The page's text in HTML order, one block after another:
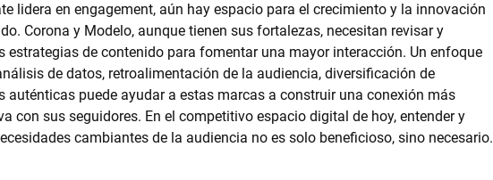
lidera en engagement, aún hay espacio para el crecimiento y la innovación
Corona y Modelo, aunque tienen sus fortalezas, necesitan revisar y
estrategias de contenido para fomentar una mayor interacción. Un enfoque
de datos, retroalimentación de la audiencia, diversificación de
auténticas puede ayudar a estas marcas a construir una conexión más
con sus seguidores. En el competitivo espacio digital de hoy, entender y
cambiantes de la audiencia no es solo beneficioso, sino necesario.